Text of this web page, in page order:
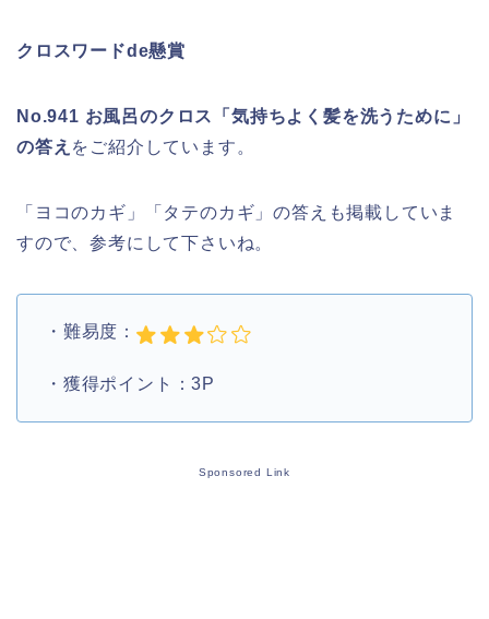
クロスワードde懸賞
No.941 お風呂のクロス「気持ちよく髪を洗うために」
の答え をご紹介しています。
「ヨコのカギ」「タテのカギ」の答えも掲載していま
すので、参考にして下さいね。
・難易度：
・獲得ポイント：3P
Sponsored Link